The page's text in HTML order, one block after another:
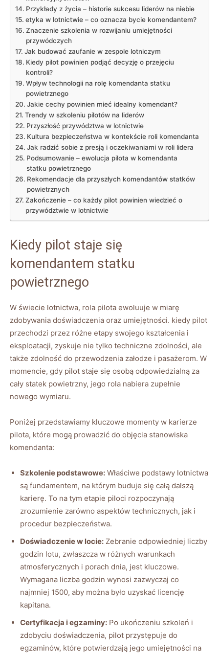
Przykłady z życia – historie sukcesu liderów na niebie
etyka w lotnictwie – co oznacza bycie komendantem?
Znaczenie szkolenia w rozwijaniu umiejętności
przywódczych
Jak budować zaufanie w zespole lotniczym
Kiedy pilot powinien podjąć decyzję o przejęciu
kontroli?
Wpływ technologii na rolę komendanta statku
powietrznego
Jakie cechy powinien mieć idealny komendant?
Trendy w szkoleniu pilotów na liderów
Przyszłość przywództwa w lotnictwie
Kultura bezpieczeństwa w kontekście roli komendanta
Jak radzić sobie z presją i oczekiwaniami w roli lidera
Podsumowanie – ewolucja pilota w komendanta
statku powietrznego
Rekomendacje dla przyszłych komendantów statków
powietrznych
Zakończenie – co każdy pilot powinien wiedzieć o
przywództwie w lotnictwie
Kiedy pilot staje się
komendantem statku
powietrznego
W świecie lotnictwa, rola pilota ewoluuje w miarę
zdobywania doświadczenia oraz umiejętności. kiedy pilot
przechodzi przez różne etapy swojego kształcenia i
eksploatacji, zyskuje nie tylko techniczne zdolności, ale
także zdolność do przewodzenia załodze i pasażerom. W
momencie, gdy pilot staje się osobą odpowiedzialną za
cały statek powietrzny, jego rola nabiera zupełnie
nowego wymiaru.
Poniżej przedstawiamy kluczowe momenty w karierze
pilota, które mogą prowadzić do objęcia stanowiska
komendanta:
Szkolenie podstawowe: Właściwe podstawy lotnictwa
są fundamentem, na którym buduje się całą dalszą
karierę. To na tym etapie piloci rozpoczynają
zrozumienie zarówno aspektów technicznych, jak i
procedur bezpieczeństwa.
Doświadczenie w locie: Zebranie odpowiedniej liczby
godzin lotu, zwłaszcza w różnych warunkach
atmosferycznych i porach dnia, jest kluczowe.
Wymagana liczba godzin wynosi zazwyczaj co
najmniej 1500, aby można było uzyskać licencję
kapitana.
Certyfikacja i egzaminy: Po ukończeniu szkoleń i
zdobyciu doświadczenia, pilot przystępuje do
egzaminów, które potwierdzają jego umiejętności na